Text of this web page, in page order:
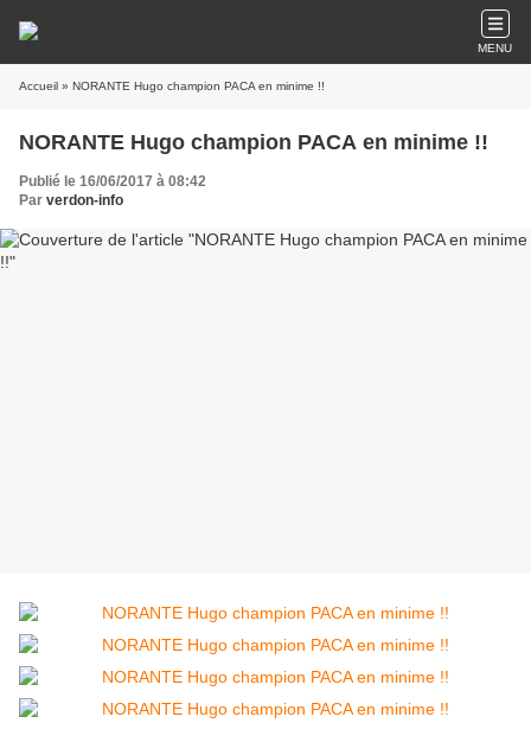
MENU
Accueil » NORANTE Hugo champion PACA en minime !!
NORANTE Hugo champion PACA en minime !!
Publié le 16/06/2017 à 08:42
Par verdon-info